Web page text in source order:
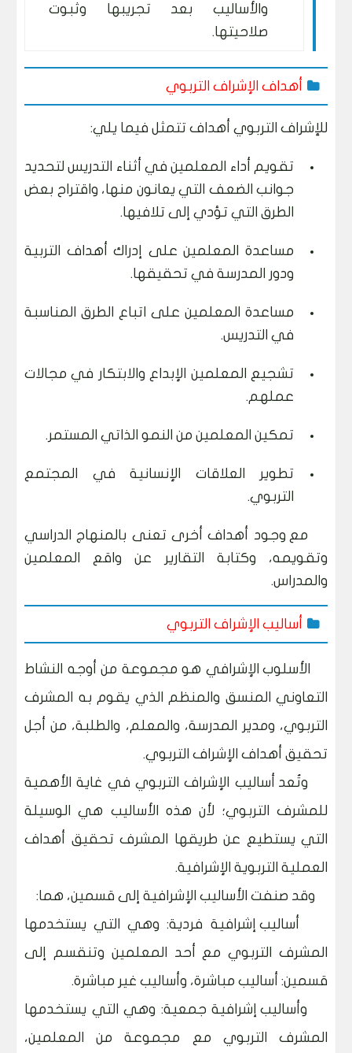
والأساليب بعد تجريبها وثبوت
صلاحيتها.
أهداف الإشراف التربوي
للإشراف التربوي أهداف تتمثل فيما يلي:
تقويم أداء المعلمين في أثناء التدريس لتحديد
جوانب الضعف التي يعانون منها، واقتراح بعض
الطرق التي تؤدي إلى تلافيها.
مساعدة المعلمين على إدراك أهداف التربية
ودور المدرسة في تحقيقها.
مساعدة المعلمين على اتباع الطرق المناسبة
في التدريس.
تشجيع المعلمين الإبداع والابتكار في مجالات
عملهم.
تمكين المعلمين من النمو الذاتي المستمر.
تطوير العلاقات الإنسانية في المجتمع
التربوي.
مع وجود أهداف أخرى تعنى بالمنهاج الدراسي
وتقويمه، وكتابة التقارير عن واقع المعلمين
والمدراس.
أساليب الإشراف التربوي
الأسلوب الإشرافي هو مجموعة من أوجه النشاط
التعاوني المنسق والمنظم الذي يقوم به المشرف
التربوي، ومدير المدرسة، والمعلم، والطلبة، من أجل
تحقيق أهداف الإشراف التربوي.
وتُعد أساليب الإشراف التربوي في غاية الأهمية
للمشرف التربوي؛ لأن هذه الأساليب هي الوسيلة
التي يستطيع عن طريقها المشرف تحقيق أهداف
العملية التربوية الإشرافية.
وقد صنفت الأساليب الإشرافية إلى قسمين، هما:
أساليب إشرافية فردية: وهي التي يستخدمها
المشرف التربوي مع أحد المعلمين وتنقسم إلى
قسمين: أساليب مباشرة، وأساليب غير مباشرة.
وأساليب إشرافية جمعية: وهي التي يستخدمها
المشرف التربوي مع مجموعة من المعلمين،